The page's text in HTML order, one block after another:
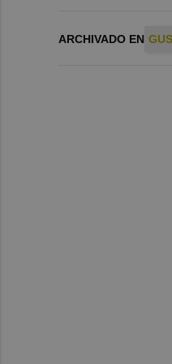
ARCHIVADO EN